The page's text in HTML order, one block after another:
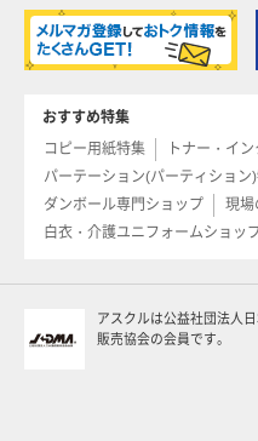
おすすめ特集
コピー用紙特集
トナー・イ
パーテーション(パーティション
ダンボール専門ショップ
現場
白衣・介護ユニフォームショッ
アスクルは公益社団法人
販売協会の会員です。